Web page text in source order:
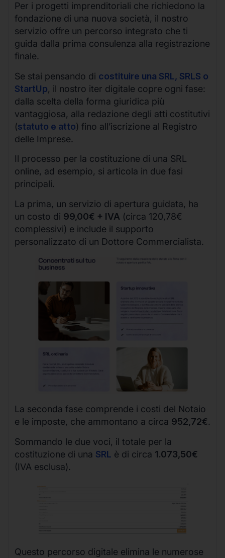
Per i progetti imprenditoriali che richiedono la
fondazione di una nuova società, il nostro
servizio offre un percorso integrato che ti
guida dalla prima consulenza alla registrazione
finale.
Se stai pensando di costituire una SRL, SRLS o
StartUp, il nostro iter digitale copre ogni fase:
dalla scelta della forma giuridica più
vantaggiosa, alla redazione degli atti costitutivi
(statuto e atto) fino all’iscrizione al Registro
delle Imprese.
Il processo per la costituzione di una SRL
online, ad esempio, si articola in due fasi
principali.
La prima, un servizio di apertura guidata, ha
un costo di 99,00€ + IVA (circa 120,78€
complessivi) e include il supporto
personalizzato di un Dottore Commercialista.
La seconda fase comprende i costi del Notaio
e le imposte, che ammontano a circa 952,72€.
Sommando le due voci, il totale per la
costituzione di una SRL è di circa 1.073,50€
(IVA esclusa).
Questo percorso digitale elimina le numerose